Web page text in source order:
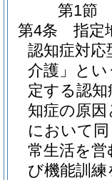
第1節
第4条
指定
認知症対応
介護」とい
定する認
知症の原
において
常生活を
び機能訓